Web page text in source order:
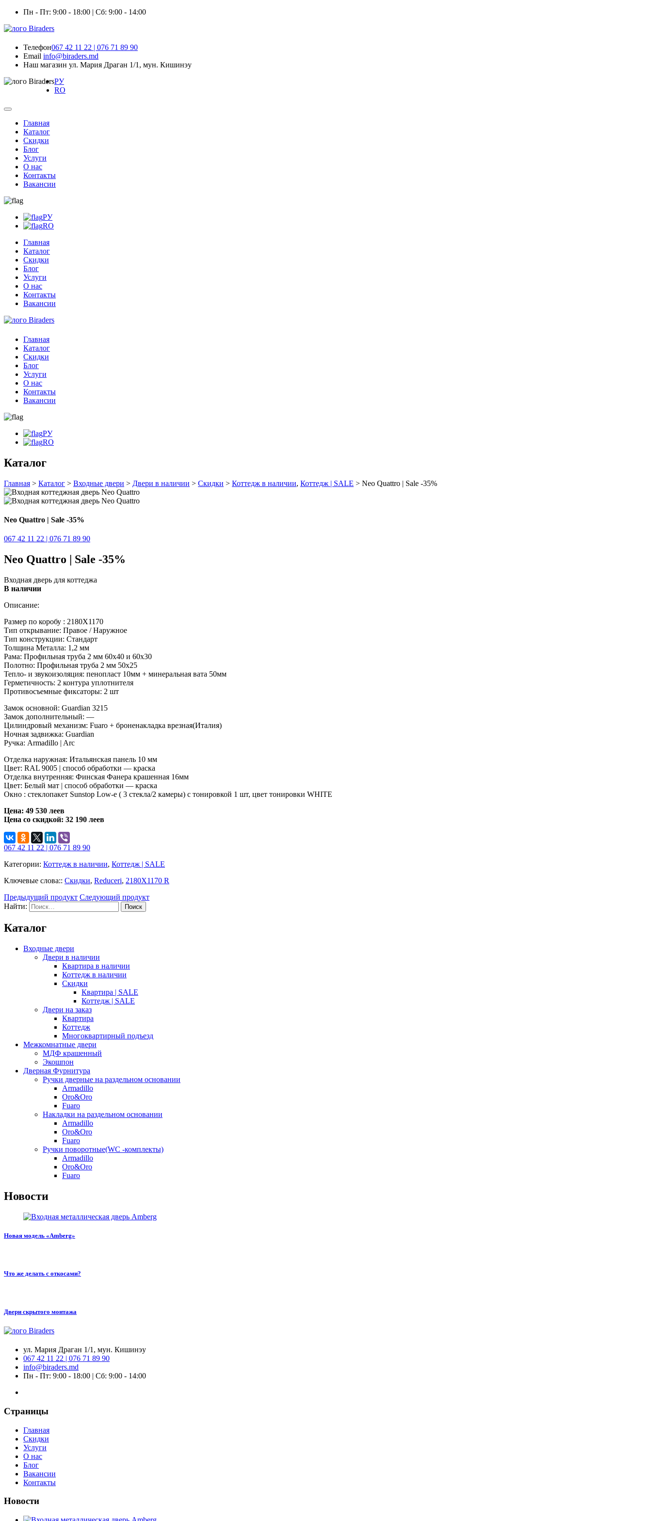
Пн - Пт: 9:00 - 18:00 | Сб: 9:00 - 14:00
Телефон067 42 11 22 | 076 71 89 90
Email info@biraders.md
Наш магазин ул. Мария Драган 1/1, мун. Кишинэу
РУ
RO
Главная
Каталог
Скидки
Блог
Услуги
О нас
Контакты
Вакансии
РУ
RO
Главная
Каталог
Скидки
Блог
Услуги
О нас
Контакты
Вакансии
Главная
Каталог
Скидки
Блог
Услуги
О нас
Контакты
Вакансии
РУ
RO
Каталог
Главная > Каталог > Входные двери > Двери в наличии > Скидки > Коттедж в наличии, Коттедж | SALE > Neo Quattro | Sale -35%
Neo Quattro | Sale -35%
067 42 11 22 | 076 71 89 90
Neo Quattro | Sale -35%
Входная дверь для коттеджа
В наличии
Описание:
Размер по коробу : 2180Х1170
Тип открывание: Правое / Наружное
Тип конструкции: Стандарт
Толщина Металла: 1,2 мм
Рама: Профильная труба 2 мм 60х40 и 60х30
Полотно: Профильная труба 2 мм 50х25
Тепло- и звукоизоляция: пенопласт 10мм + минеральная вата 50мм
Герметичность: 2 контура уплотнителя
Противосъемные фиксаторы: 2 шт
Замок основной: Guardian 3215
Замок дополнительный: —
Цилиндровый механизм: Fuaro + броненакладка врезная(Италия)
Ночная задвижка: Guardian
Ручка: Armadillo | Arc
Отделка наружная: Итальянская панель 10 мм
Цвет: RAL 9005 | способ обработки — краска
Отделка внутренняя: Финская Фанера крашенная 16мм
Цвет: Белый мат | способ обработки — краска
Окно : стеклопакет Sunstop Low-e ( 3 стекла/2 камеры) с тонировкой 1 шт, цвет тонировки WHITE
Цена: 49 530 леев
Цена со скидкой: 32 190 леев
067 42 11 22 | 076 71 89 90
Категории: Коттедж в наличии, Коттедж | SALE
Ключевые слова:: Скидки, Reduceri, 2180Х1170 R
Предыдущий продукт Следующий продукт
Найти:
Каталог
Входные двери
Двери в наличии
Квартира в наличии
Коттедж в наличии
Скидки
Квартира | SALE
Коттедж | SALE
Двери на заказ
Квартира
Коттедж
Многоквартирный подъезд
Межкомнатные двери
МДФ крашенный
Экошпон
Дверная Фурнитура
Ручки дверные на раздельном основании
Armadillo
Oro&Oro
Fuaro
Накладки на раздельном основании
Armadillo
Oro&Oro
Fuaro
Ручки поворотные(WC -комплекты)
Armadillo
Oro&Oro
Fuaro
Новости
Новая модель «Amberg»
Что же делать с откосами?
Двери скрытого монтажа
ул. Мария Драган 1/1, мун. Кишинэу
067 42 11 22 | 076 71 89 90
info@biraders.md
Пн - Пт: 9:00 - 18:00 | Сб: 9:00 - 14:00
Страницы
Главная
Скидки
Услуги
О нас
Блог
Вакансии
Контакты
Новости